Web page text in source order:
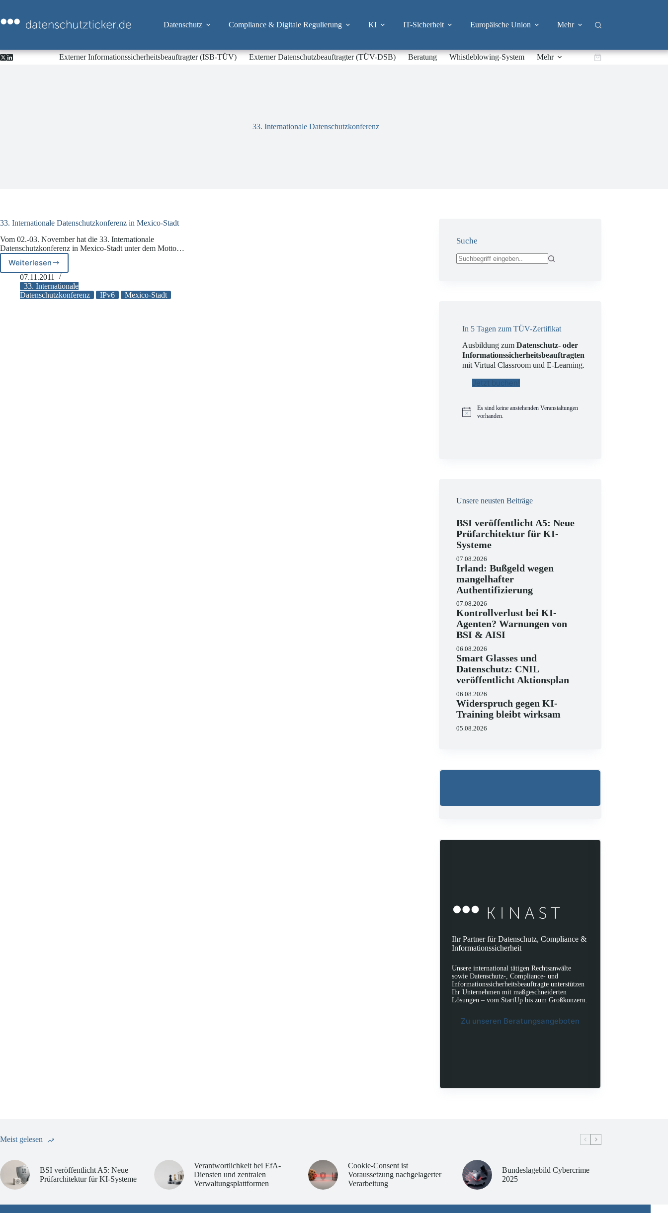
springen
Datenschutz Compliance & Digitale Regulierung KI IT-Sicherheit Europäische Union Mehr
Externer Informationssicherheitsbeauftragter (ISB-TÜV) Externer Datenschutzbeauftragter (TÜV-DSB) Beratung Whistleblowing-System Mehr Warenkorb
33. Internationale Datenschutzkonferenz
33. Internationale Datenschutzkonferenz in Mexico-Stadt
Vom 02.-03. November hat die 33. Internationale
Datenschutzkonferenz in Mexico-Stadt unter dem Motto…
Weiterlesen
33.
Internationale
Datenschutzkonferenz
in
07.11.2011
33. Internationale
Datenschutzkonferenz
IPv6 Mexico-Stadt
Suche
In 5 Tagen zum TÜV-Zertifikat
Ausbildung zumDatenschutz- oder
Informationssicherheitsbeauftragten
mit Virtual Classroom und E-Learning.
Jetzt buchen!
H
Es sind keine anstehenden Veranstaltungen
vorhanden.
Unsere neusten Beiträge
BSI veröffentlicht A5: Neue
Prüfarchitektur für KI-
Systeme
07.08.2026
Irland: Bußgeld wegen
mangelhafter
Authentifizierung
07.08.2026
Kontrollverlust bei KI-
Agenten? Warnungen von
BSI & AISI
06.08.2026
Smart Glasses und
Datenschutz: CNIL
veröffentlicht Aktionsplan
06.08.2026
Widerspruch gegen KI-
Training bleibt wirksam
05.08.2026
Ihr Partner für Datenschutz, Compliance &
Informationssicherheit
Unsere international tätigen Rechtsanwälte
sowie Datenschutz-, Compliance- und
Informationssicherheitsbeauftragte unterstützen
Ihr Unternehmen mit maßgeschneiderten
Lösungen – vom StartUp bis zum Großkonzern.
Zu unseren Beratungsangeboten
Meist gelesen
BSI veröffentlicht A5: Neue
Prüfarchitektur für KI-Systeme
Verantwortlichkeit bei EfA-
Diensten und zentralen
Verwaltungsplattformen
Cookie-Consent ist
Voraussetzung nachgelagerter
Verarbeitung
Bundeslagebild Cybercrime
2025